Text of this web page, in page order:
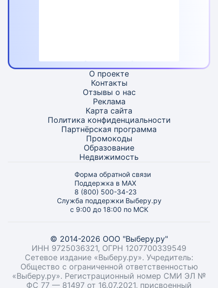
О проекте
Контакты
Отзывы о нас
Реклама
Карта сайта
Политика конфиденциальности
Партнёрская программа
Промокоды
Образование
Недвижимость
Форма обратной связи
Поддержка в MAX
8 (800) 500-34-23
Служба поддержки Выберу.ру
с 9:00 до 18:00 по МСК
© 2014-2026 ООО "Выберу.ру"
ИНН 9725036321, ОГРН 1207700339549
Сетевое издание «Выберу.ру». Учредитель:
Общество с ограниченной ответственностью
«Выберу.ру». Регистрационный номер СМИ ЭЛ №
ФС 77 — 81497 от 16.07.2021, присвоенный